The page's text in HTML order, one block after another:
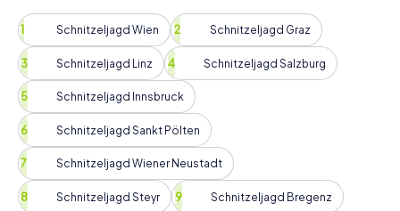
Schnitzeljagd Wien Schnitzeljagd Graz
Schnitzeljagd Linz Schnitzeljagd Salzburg
Schnitzeljagd Innsbruck
Schnitzeljagd Sankt Pölten
Schnitzeljagd Wiener Neustadt
Schnitzeljagd Steyr Schnitzeljagd Bregenz